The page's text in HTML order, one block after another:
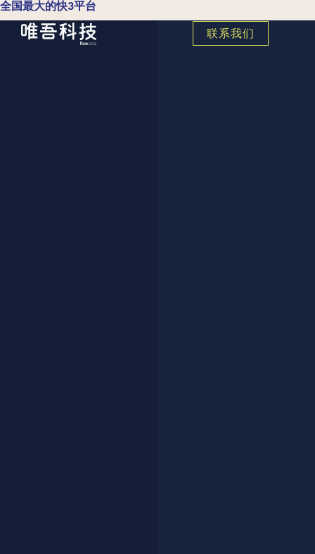
全国最大的快3平台
联系我们